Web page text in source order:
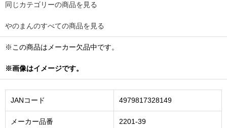
同じカテゴリーの商品を見る
やのまんのすべての商品を見る
※この商品はメーカー欠品中です。
※画像はイメージです。
JANコード 4979817328149
メーカー品番 2201-39